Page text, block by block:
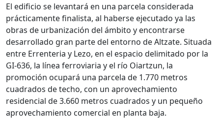
El edificio se levantará en una parcela considerada
prácticamente finalista, al haberse ejecutado ya las
obras de urbanización del ámbito y encontrarse
desarrollado gran parte del entorno de Altzate. Situada
entre Errenteria y Lezo, en el espacio delimitado por la
GI-636, la línea ferroviaria y el río Oiartzun, la
promoción ocupará una parcela de 1.770 metros
cuadrados de techo, con un aprovechamiento
residencial de 3.660 metros cuadrados y un pequeño
aprovechamiento comercial en planta baja.